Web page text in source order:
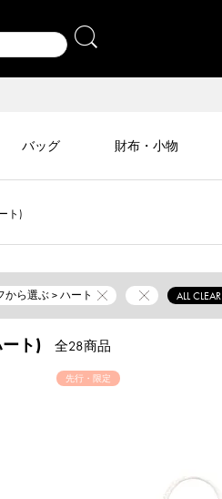
バッグ 財布・小物
ト)
ら選ぶ > ハート ALL CLEAR
ト) 全28商品
先行・限定